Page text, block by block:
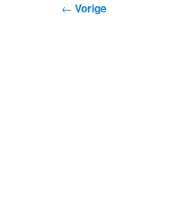
Bericht
← Vorige